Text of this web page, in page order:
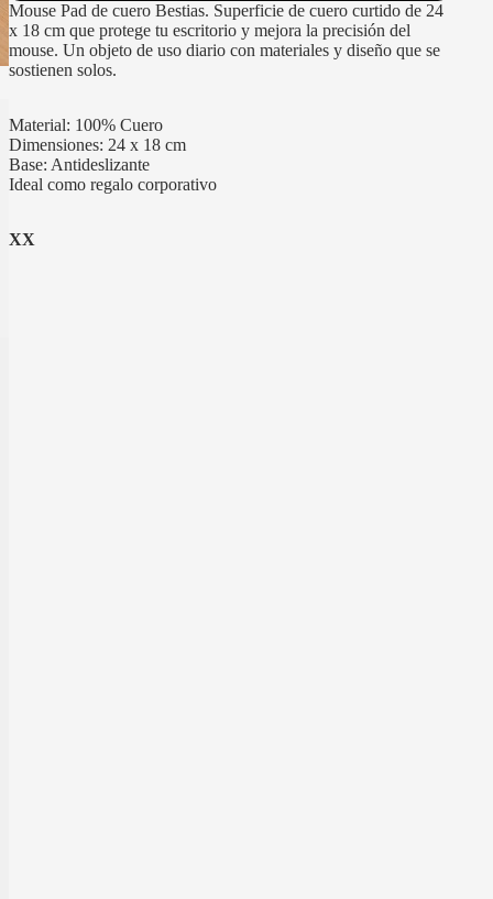
Mouse Pad de cuero Bestias. Superficie de cuero curtido de 24
x 18 cm que protege tu escritorio y mejora la precisión del
mouse. Un objeto de uso diario con materiales y diseño que se
sostienen solos.
Material: 100% Cuero
Dimensiones: 24 x 18 cm
Base: Antideslizante
Ideal como regalo corporativo
XX